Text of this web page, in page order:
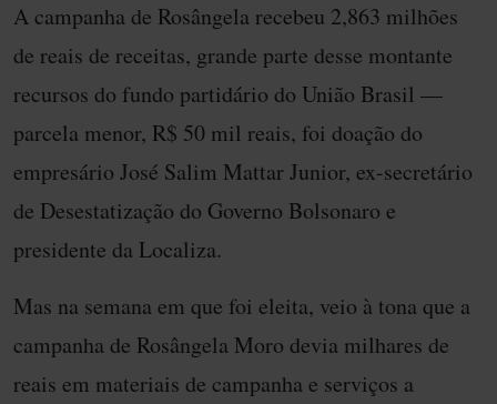
A campanha de Rosângela recebeu 2,863 milhões
de reais de receitas, grande parte desse montante
recursos do fundo partidário do União Brasil —
parcela menor, R$ 50 mil reais, foi doação do
empresário José Salim Mattar Junior, ex-secretário
de Desestatização do Governo Bolsonaro e
presidente da Localiza.
Mas na semana em que foi eleita, veio à tona que a
campanha de Rosângela Moro devia milhares de
reais em materiais de campanha e serviços a